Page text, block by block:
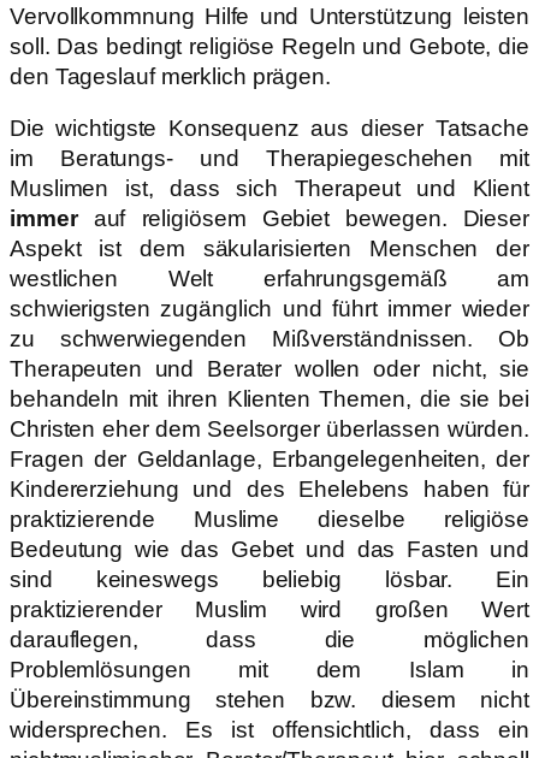
Vervollkommnung Hilfe und Unterstützung leisten
soll. Das bedingt religiöse Regeln und Gebote, die
den Tageslauf merklich prägen.
Die wichtigste Konsequenz aus dieser Tatsache
im Beratungs- und Therapiegeschehen mit
Muslimen ist, dass sich Therapeut und Klient
immer auf religiösem Gebiet bewegen. Dieser
Aspekt ist dem säkularisierten Menschen der
westlichen Welt erfahrungsgemäß am
schwierigsten zugänglich und führt immer wieder
zu schwerwiegenden Mißverständnissen. Ob
Therapeuten und Berater wollen oder nicht, sie
behandeln mit ihren Klienten Themen, die sie bei
Christen eher dem Seelsorger überlassen würden.
Fragen der Geldanlage, Erbangelegenheiten, der
Kindererziehung und des Ehelebens haben für
praktizierende Muslime dieselbe religiöse
Bedeutung wie das Gebet und das Fasten und
sind keineswegs beliebig lösbar. Ein
praktizierender Muslim wird großen Wert
darauflegen, dass die möglichen
Problemlösungen mit dem Islam in
Übereinstimmung stehen bzw. diesem nicht
widersprechen. Es ist offensichtlich, dass ein